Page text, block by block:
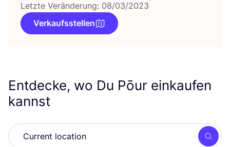
Letzte Veränderung: 08/03/2023
Verkaufsstellen
Entdecke, wo Du Pōur einkaufen
kannst